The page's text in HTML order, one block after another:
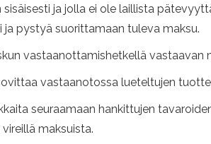
sisäisesti ja jolla ei ole laillista
pystyä suorittamaan tuleva maksu.
vastaanottamishetkellä vastaavan
vastaanotossa lueteltujen
seuraamaan hankittujen
maksuista.